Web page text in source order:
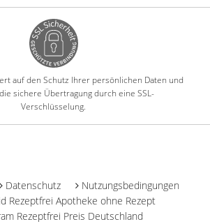
auf den Schutz Ihrer persönlichen Daten und
sichere Übertragung durch eine SSL-
Verschlüsselung.
Datenschutz
Nutzungsbedingungen
Rezeptfrei Apotheke ohne Rezept
Rezeptfrei Preis Deutschland